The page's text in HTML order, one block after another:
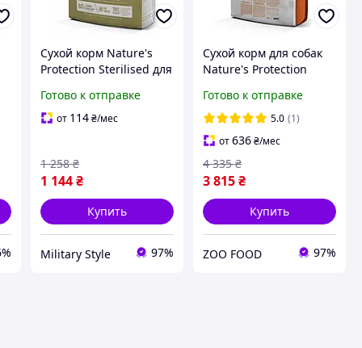
Сухой корм Nature's
Protection Sterilised для
кошек 2 кг 1
Готово к отправке
от 114 ₴/мес
1 144 ₴
1 258 ₴
Купить
Military Style 97%
Сухой корм для собак
Nature's Protection
Coat Grain Free Adult All
Breeds Lamb 10 кг
Готово к отправке
5.0 (1)
от636₴/мес
3 815₴
4 335 ₴
Купить
ZOO FOOD 97%